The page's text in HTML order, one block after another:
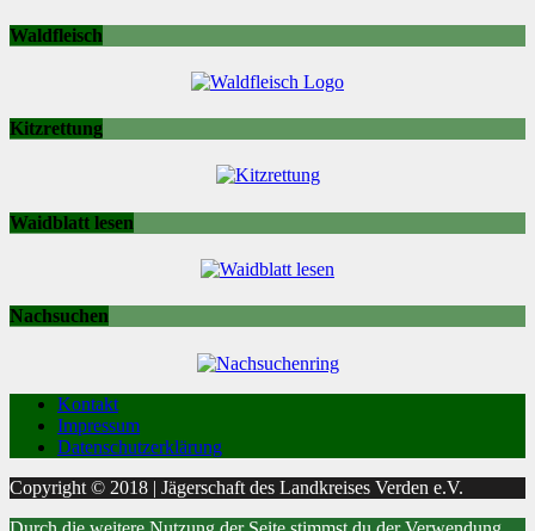
Waldfleisch
Kitzrettung
Waidblatt lesen
Nachsuchen
Kontakt
Impressum
Datenschutzerklärung
Copyright © 2018 | Jägerschaft des Landkreises Verden e.V.